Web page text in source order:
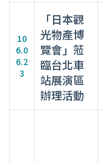
10
6.0
6.2
3
「日本觀
光物產博
覽會」蒞
臨台北車
站展演區
辦理活動